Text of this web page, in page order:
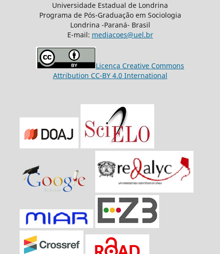
Universidade Estadual de Londrina
Programa de Pós-Graduação em Sociologia
Londrina -Paraná- Brasil
E-mail: mediacoes@uel.br
Licença Creative Commons
Attribution CC-BY 4.0 International